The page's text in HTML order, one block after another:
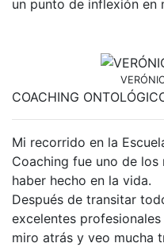
un punto de inflexión en
COACHING
Mi recorrido en la
Coaching fue uno de
haber hecho en la vida.
Después de transitar
excelentes
miro atrás y veo mucha